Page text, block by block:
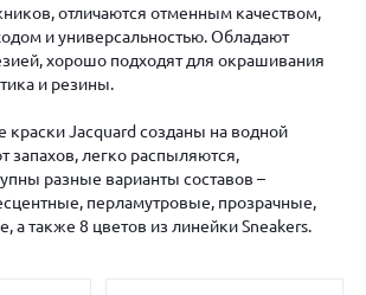
отличаются отменным качеством,
и универсальностью. Обладают
хорошо подходят для окрашивания
и резины.
Jacquard созданы на водной
запахов, легко распыляются,
разные варианты составов –
перламутровые, прозрачные,
а также 8 цветов из линейки Sneakers.